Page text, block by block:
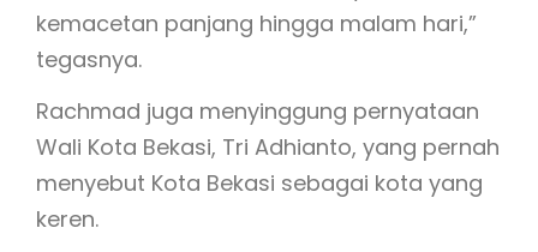
kemacetan panjang hingga malam hari,”
tegasnya.
Rachmad juga menyinggung pernyataan
Wali Kota Bekasi, Tri Adhianto, yang pernah
menyebut Kota Bekasi sebagai kota yang
keren.